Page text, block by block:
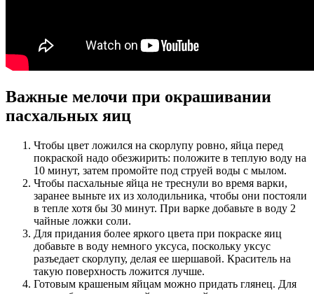
Важные мелочи при окрашивании
пасхальных яиц
Чтобы цвет ложился на скорлупу ровно, яйца перед
покраской надо обезжирить: положите в теплую воду на
10 минут, затем промойте под струей воды с мылом.
Чтобы пасхальные яйца не треснули во время варки,
заранее выньте их из холодильника, чтобы они постояли
в тепле хотя бы 30 минут. При варке добавьте в воду 2
чайные ложки соли.
Для придания более яркого цвета при покраске яиц
добавьте в воду немного уксуса, поскольку уксус
разъедает скорлупу, делая ее шершавой. Краситель на
такую поверхность ложится лучше.
Готовым крашеным яйцам можно придать глянец. Для